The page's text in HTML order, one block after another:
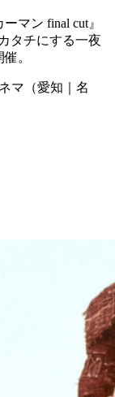
マン final cut』
タチにする一夜
。
マ（愛知｜名